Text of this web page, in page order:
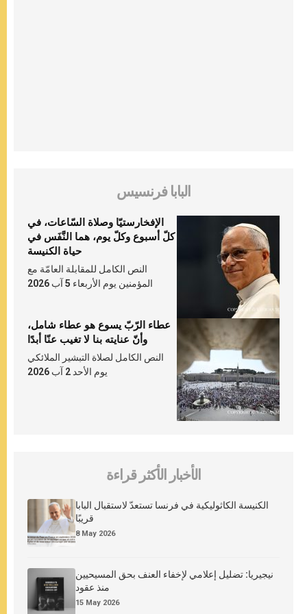
البابا فرنسيس
الإفخارستيّا وصلاة السّاعات، في
كلّ أسبوع وكلّ يوم، هما النَّفَس في
حياة الكنيسة
النص الكامل للمقابلة العامّة مع
المؤمنين يوم الأربعاء 5 آب 2026
عطاء الرّبّ يسوع هو عطاء شامل،
وأنّ عنايته بنا لا تغيب عنّا أبدًا
النص الكامل لصلاة التبشير الملائكي
يوم الأحد 2 آب 2026
الأخبار الأكثر قراءة
الكنيسة الكاثوليكية في فرنسا تستعدّ لاستقبال البابا
قريبًا
8 May 2026
نيجيريا: تضليل إعلامي لإخفاء العنف بحق المسيحيين
منذ عقود
15 May 2026